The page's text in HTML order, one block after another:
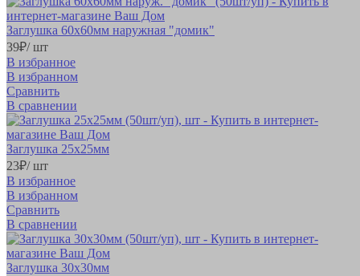
Заглушка 60х60мм наружная "домик"
39₽/ шт
В избранное
В избранном
Сравнить
В сравнении
Заглушка 25x25мм
23₽/ шт
В избранное
В избранном
Сравнить
В сравнении
Заглушка 30x30мм